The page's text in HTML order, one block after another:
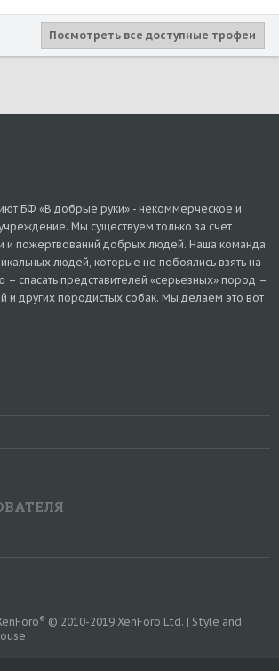
Посмотреть все доступные трофеи
БФ «В добрые руки» - некоммерческое и
Мы существуем только за счет
и пожертвований добрых людей. Наша команда
людей, которые не побоялись взять на
– спасать представителей «серьезных» пород –
и других породистых собак. Мы делаем это вот
® © 2010-2019 XenForo Ltd. | Style and